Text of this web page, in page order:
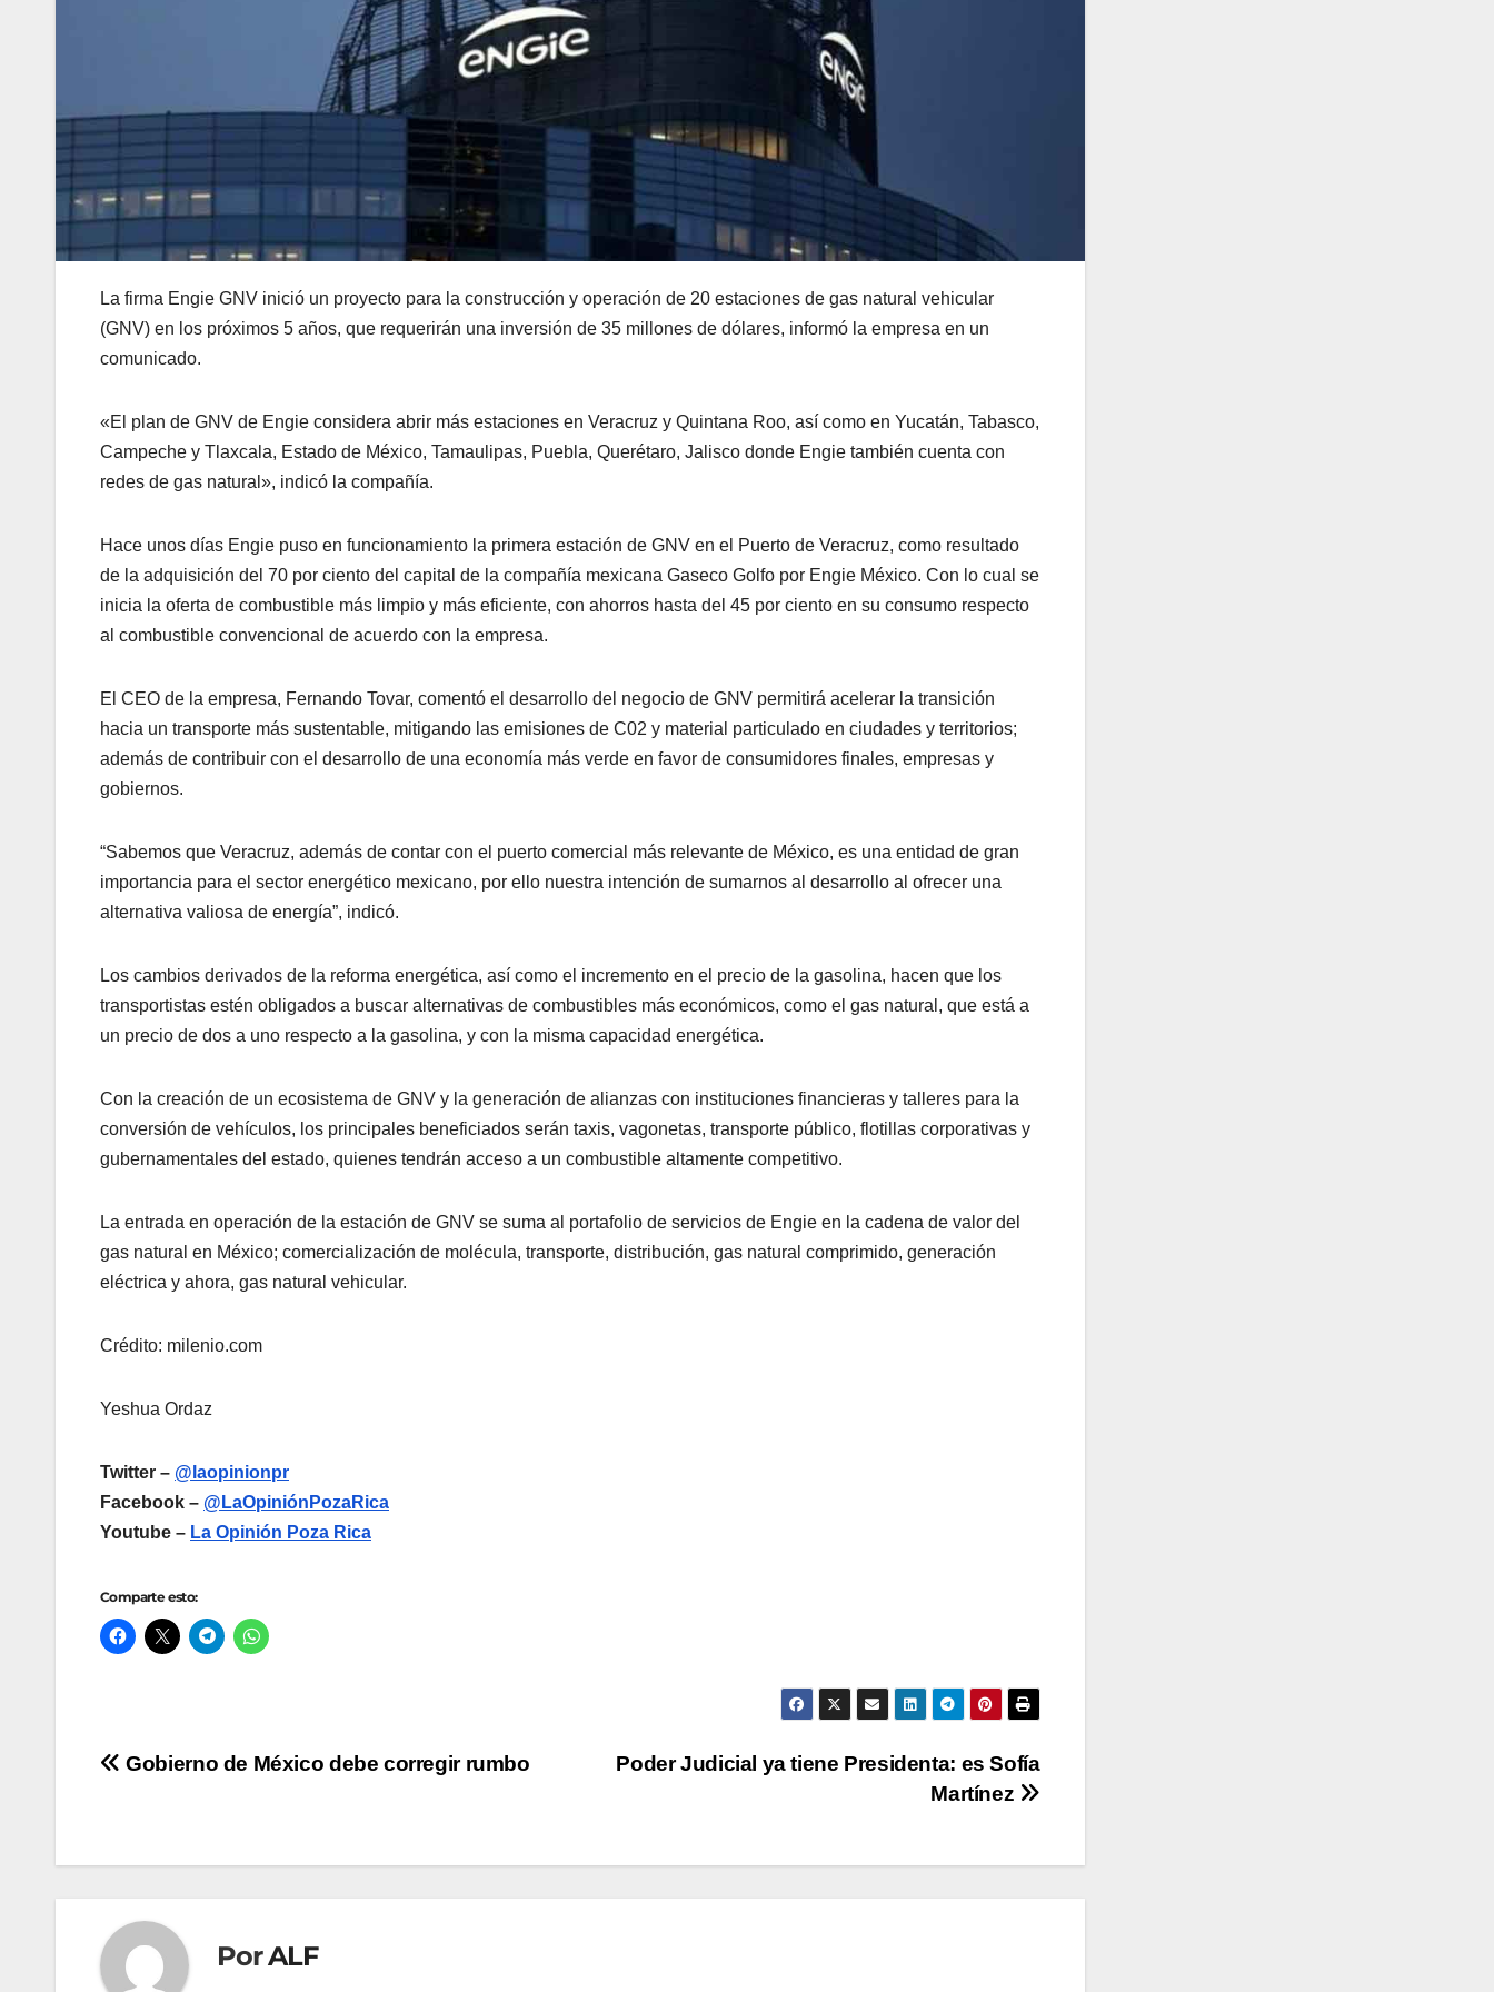
La firma Engie GNV inició un proyecto para la construcción y operación de 20 estaciones de gas natural vehicular
(GNV) en los próximos 5 años, que requerirán una inversión de 35 millones de dólares, informó la empresa en un
comunicado.
«El plan de GNV de Engie considera abrir más estaciones en Veracruz y Quintana Roo, así como en Yucatán, Tabasco,
Campeche y Tlaxcala, Estado de México, Tamaulipas, Puebla, Querétaro, Jalisco donde Engie también cuenta con
redes de gas natural», indicó la compañía.
Hace unos días Engie puso en funcionamiento la primera estación de GNV en el Puerto de Veracruz, como resultado
de la adquisición del 70 por ciento del capital de la compañía mexicana Gaseco Golfo por Engie México. Con lo cual se
inicia la oferta de combustible más limpio y más eficiente, con ahorros hasta del 45 por ciento en su consumo respecto
al combustible convencional de acuerdo con la empresa.
El CEO de la empresa, Fernando Tovar, comentó el desarrollo del negocio de GNV permitirá acelerar la transición
hacia un transporte más sustentable, mitigando las emisiones de C02 y material particulado en ciudades y territorios;
además de contribuir con el desarrollo de una economía más verde en favor de consumidores finales, empresas y
gobiernos.
“Sabemos que Veracruz, además de contar con el puerto comercial más relevante de México, es una entidad de gran
importancia para el sector energético mexicano, por ello nuestra intención de sumarnos al desarrollo al ofrecer una
alternativa valiosa de energía”, indicó.
Los cambios derivados de la reforma energética, así como el incremento en el precio de la gasolina, hacen que los
transportistas estén obligados a buscar alternativas de combustibles más económicos, como el gas natural, que está a
un precio de dos a uno respecto a la gasolina, y con la misma capacidad energética.
Con la creación de un ecosistema de GNV y la generación de alianzas con instituciones financieras y talleres para la
conversión de vehículos, los principales beneficiados serán taxis, vagonetas, transporte público, flotillas corporativas y
gubernamentales del estado, quienes tendrán acceso a un combustible altamente competitivo.
La entrada en operación de la estación de GNV se suma al portafolio de servicios de Engie en la cadena de valor del
gas natural en México; comercialización de molécula, transporte, distribución, gas natural comprimido, generación
eléctrica y ahora, gas natural vehicular.
Crédito: milenio.com
Yeshua Ordaz
Twitter – @laopinionpr
Facebook – @LaOpiniónPozaRica
Youtube – La Opinión Poza Rica
Comparte esto:
Navegación
entradas
Poder Judicial ya tiene Presidenta: es Sofía
Martínez
Gobierno de México debe corregir rumbo
PorALF